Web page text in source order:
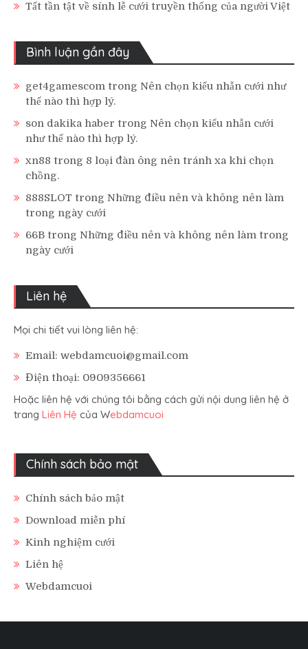
Tất tần tật về sính lễ cưới truyền thống của người Việt
Bình luận gần đây
get4gamescom trong Nên chọn kiểu nhẫn cưới như
thế nào thì hợp lý.
son dakika haber trong Nên chọn kiểu nhẫn cưới
như thế nào thì hợp lý.
xn88 trong 8 loại đàn ông nên tránh xa khi chọn
chồng.
888SLOT trong Những điều nên và không nên làm
trong ngày cưới
66B trong Những điều nên và không nên làm trong
ngày cưới
Liên hệ
Mọi chi tiết vui lòng liên hệ:
Email: webdamcuoi@gmail.com
Điện thoại: 0909356661
Hoặc liên hệ với chúng tôi bằng cách gửi nội dung liên hệ ở
trang Liên Hệ của Webdamcuoi
Chính sách bảo mật
Chính sách bảo mật
Download miễn phí
Kinh nghiệm cưới
Liên hệ
Webdamcuoi